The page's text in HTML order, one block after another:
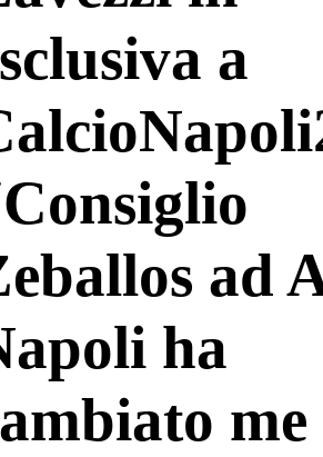
a
ad
ha
me